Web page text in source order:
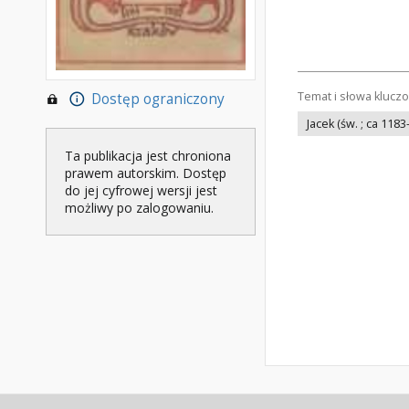
Dostęp ograniczony
Ta publikacja jest chroniona
prawem autorskim. Dostęp
do jej cyfrowej wersji jest
możliwy po zalogowaniu.
Temat i słowa
Jacek (św. ; ca